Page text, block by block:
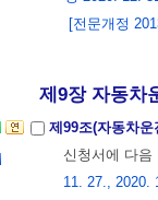
[전문개정
제9장 자동차
제99조(자동차
신청서에 다
11. 27., 2020.